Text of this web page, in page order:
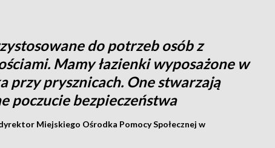
do potrzeb osób z
Mamy łazienki wyposażone w
przy prysznicach. One stwarzają
poczucie bezpieczeństwa
Miejskiego Ośrodka Pomocy Społecznej w